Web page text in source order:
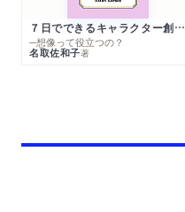
７日でできるキャラクター創作入門
─想像って役立つの？
名取佐和子著